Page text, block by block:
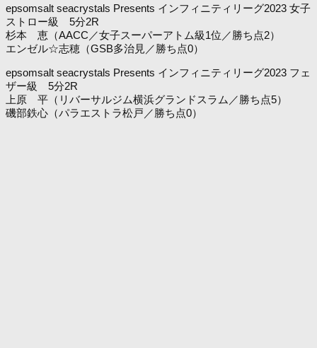
epsomsalt seacrystals Presents インフィニティリーグ2023 女子
ストロー級 5分2R
杉本 恵（AACC／女子スーパーアトム級1位／勝ち点2）
エンゼル☆志穂（GSB多治見／勝ち点0）
epsomsalt seacrystals Presents インフィニティリーグ2023 フェ
ザー級 5分2R
上原 平（リバーサルジム横浜グランドスラム／勝ち点5）
磯部鉄心（パラエストラ松戸／勝ち点0）